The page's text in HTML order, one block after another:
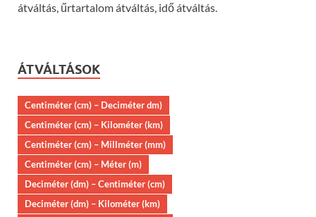
átváltás, űrtartalom átváltás, idő átváltás.
ÁTVÁLTÁSOK
Centiméter (cm) – Deciméter dm)
Centiméter (cm) – Kilométer (km)
Centiméter (cm) – Millméter (mm)
Centiméter (cm) – Méter (m)
Deciméter (dm) – Centiméter (cm)
Deciméter (dm) – Kilométer (km)